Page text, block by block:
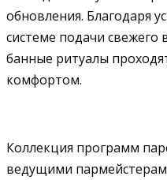
обновления. Благодаря
системе подачи свежего
банные ритуалы
комфортом.
Коллекция программ
ведущими